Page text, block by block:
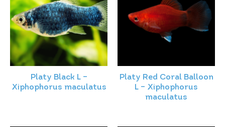
Platy Black L –
Xiphophorus maculatus
Platy Red Coral Balloon
L – Xiphophorus
maculatus